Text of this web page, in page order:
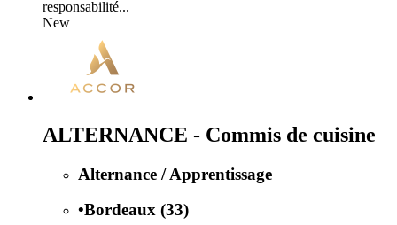
responsabilité...
New
ALTERNANCE - Commis de cuisine
Alternance / Apprentissage
•Bordeaux (33)